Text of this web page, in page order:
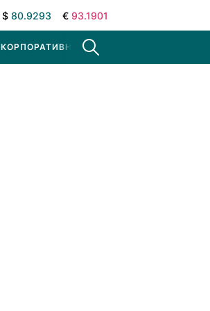
$ 80.9293 € 93.1901
КОРПОРАТИВНЫЕ НОВОСТИ